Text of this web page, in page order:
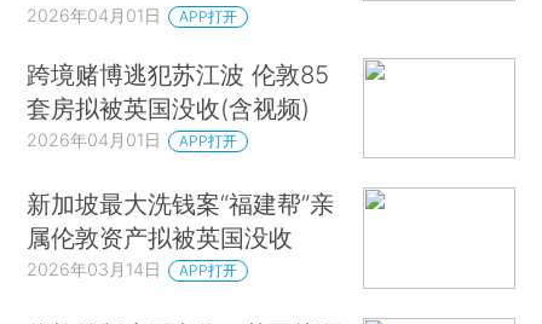
桑顿中国中心主任何瑞安（Ryan Hass）等全球重
机遇。
2026年04月01日 APP打开
跨境赌博逃犯苏江波 伦敦85
套房拟被英国没收(含视频)
2026年04月01日 APP打开
新加坡最大洗钱案“福建帮”亲
属伦敦资产拟被英国没收
2026年03月14日 APP打开